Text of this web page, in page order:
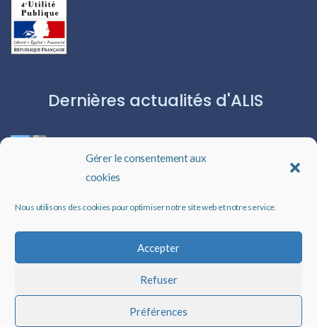
Gérer le consentement aux
cookies
Nous utilisons des cookies pour optimiser notre site web et notre service.
Accepter
Refuser
Préférences
Dernières actualités d'ALIS
Les livres audio : une porte ouverte sur l’évasion